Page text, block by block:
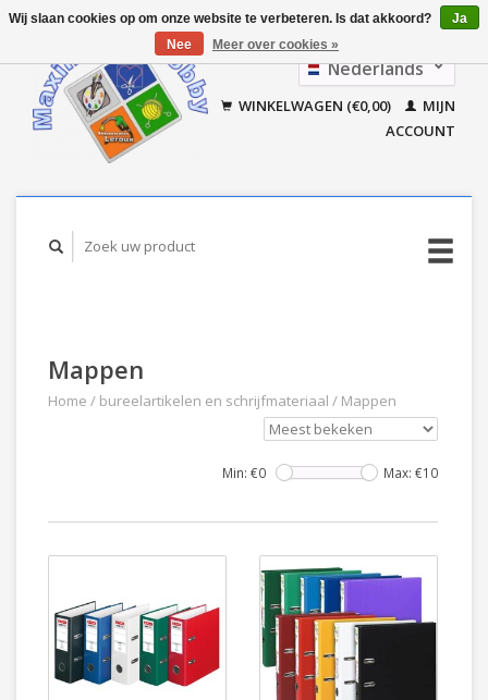
Nederlands
Français
WINKELWAGEN (€0,00)
MIJN
ACCOUNT
Mappen
Home / bureelartikelen en schrijfmateriaal / Mappen
Min: €0 Max: €10
Wij slaan cookies op om onze website te verbeteren. Is dat akkoord?
Ja
Nee
Meer over cookies »